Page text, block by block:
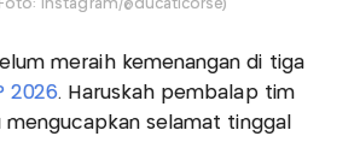
Instagram/@ducaticorse)
meraih kemenangan di tiga
2026. Haruskah pembalap tim
mengucapkan selamat tinggal